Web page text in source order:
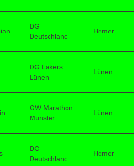
DG
Deutschland
Hemer
DG Lakers
Lünen
Lünen
GW Marathon
Münster
Lünen
DG
Deutschland
Hemer